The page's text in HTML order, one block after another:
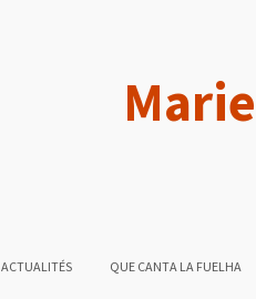
ACTUALITÉS QUE CANTA LA FUELHA